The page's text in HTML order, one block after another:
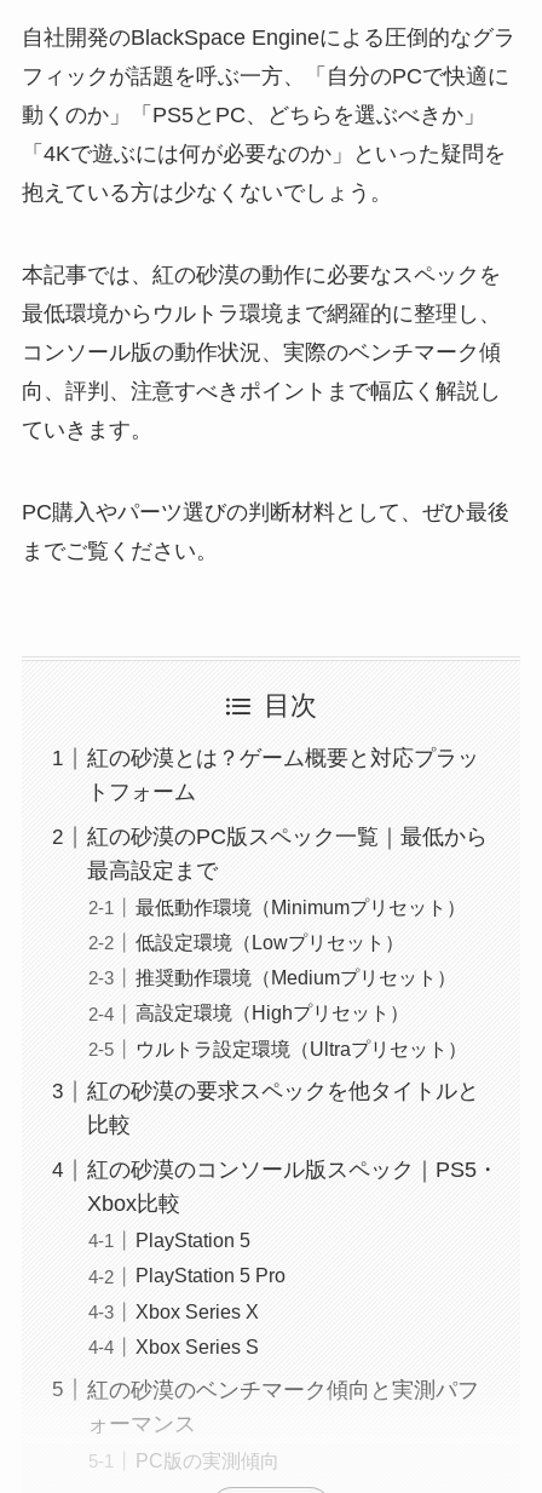
自社開発のBlackSpace Engineによる圧倒的なグラ
フィックが話題を呼ぶ一方、「自分のPCで快適に
動くのか」「PS5とPC、どちらを選ぶべきか」
「4Kで遊ぶには何が必要なのか」といった疑問を
抱えている方は少なくないでしょう。
本記事では、紅の砂漠の動作に必要なスペックを
最低環境からウルトラ環境まで網羅的に整理し、
コンソール版の動作状況、実際のベンチマーク傾
向、評判、注意すべきポイントまで幅広く解説し
ていきます。
PC購入やパーツ選びの判断材料として、ぜひ最後
までご覧ください。
目次
紅の砂漠とは？ゲーム概要と対応プラッ
トフォーム
紅の砂漠のPC版スペック一覧｜最低から
最高設定まで
最低動作環境（Minimumプリセット）
低設定環境（Lowプリセット）
推奨動作環境（Mediumプリセット）
高設定環境（Highプリセット）
ウルトラ設定環境（Ultraプリセット）
紅の砂漠の要求スペックを他タイトルと
比較
紅の砂漠のコンソール版スペック｜PS5・
Xbox比較
PlayStation 5
PlayStation 5 Pro
Xbox Series X
Xbox Series S
紅の砂漠のベンチマーク傾向と実測パフ
ォーマンス
PC版の実測傾向